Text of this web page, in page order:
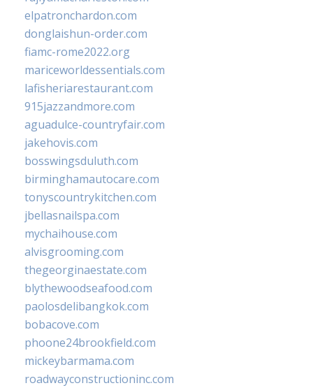
elpatronchardon.com
donglaishun-order.com
fiamc-rome2022.org
mariceworldessentials.com
lafisheriarestaurant.com
915jazzandmore.com
aguadulce-countryfair.com
jakehovis.com
bosswingsduluth.com
birminghamautocare.com
tonyscountrykitchen.com
jbellasnailspa.com
mychaihouse.com
alvisgrooming.com
thegeorginaestate.com
blythewoodseafood.com
paolosdelibangkok.com
bobacove.com
phoone24brookfield.com
mickeybarmama.com
roadwayconstructioninc.com